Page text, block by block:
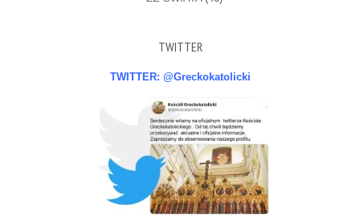
TWITTER
TWITTER: @Greckokatolicki